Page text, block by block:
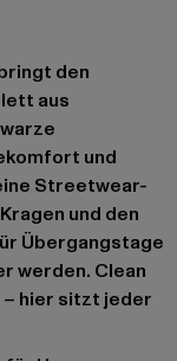
den
aus
und
Streetwear-
und den
Übergangstage
werden. Clean
hier sitzt jeder